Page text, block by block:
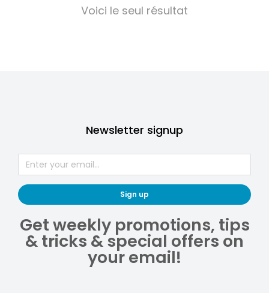
Voici le seul résultat
Newsletter signup
Sign up
Get weekly promotions, tips
& tricks & special offers on
your email!